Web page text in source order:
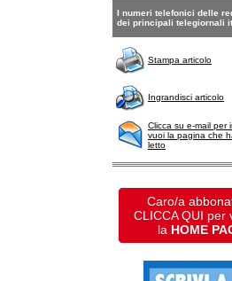
I numeri telefonici delle
dei principali telegiornali
Stampa articolo
Ingrandisci articolo
Clicca su e-mail per
vuoi la pagina che
letto
Caro/a
CLICCA QUI per
la HOME